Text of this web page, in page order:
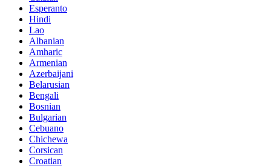
Esperanto
Hindi
Lao
Albanian
Amharic
Armenian
Azerbaijani
Belarusian
Bengali
Bosnian
Bulgarian
Cebuano
Chichewa
Corsican
Croatian